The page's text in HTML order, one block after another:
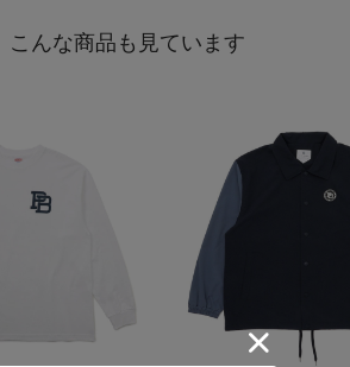
こんな商品も見ています